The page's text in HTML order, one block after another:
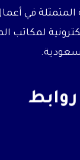
المتمثلة في
لمكاتب
روابط